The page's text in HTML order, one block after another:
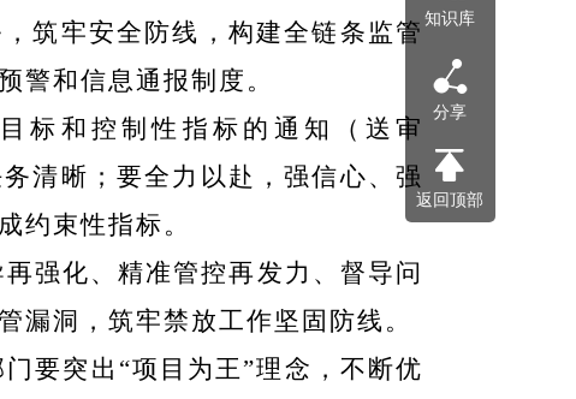
筑牢安全防线，构建全链条监管
警和信息通报制度。
标和控制性指标的通知（送审
清晰；要全力以赴，强信心、强
约束性指标。
强化、精准管控再发力、督导问
漏洞，筑牢禁放工作坚固防线。
要突出“项目为王”理念，不断优
知识库
分享
返回顶部